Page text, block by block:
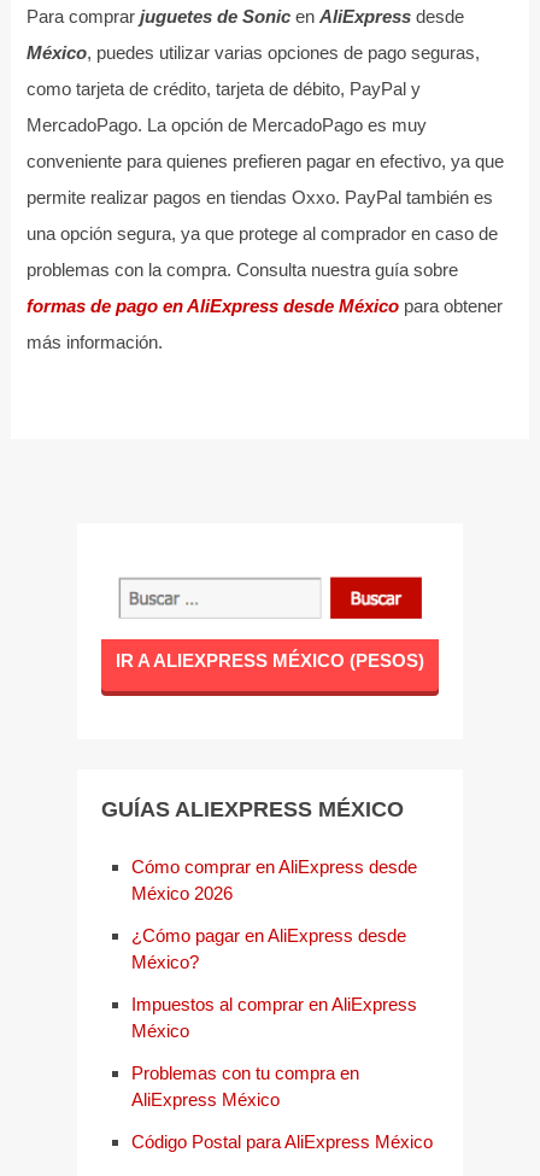
Para comprar juguetes de Sonicen AliExpressdesde
México, puedes utilizar varias opciones de pago seguras,
como tarjeta de crédito, tarjeta de débito, PayPal y
MercadoPago. La opción de MercadoPago es muy
conveniente para quienes prefieren pagar en efectivo, ya que
permite realizar pagos en tiendas Oxxo. PayPal también es
una opción segura, ya que protege al comprador en caso de
problemas con la compra. Consulta nuestra guía sobre
formas de pago en AliExpress desde Méxicopara obtener
más información.
IR A ALIEXPRESS MÉXICO (PESOS)
GUÍAS ALIEXPRESS MÉXICO
Cómo comprar en AliExpress desde
México 2026
¿Cómo pagar en AliExpress desde
México?
Impuestos al comprar en AliExpress
México
Problemas con tu compra en
AliExpress México
Código Postal para AliExpress México